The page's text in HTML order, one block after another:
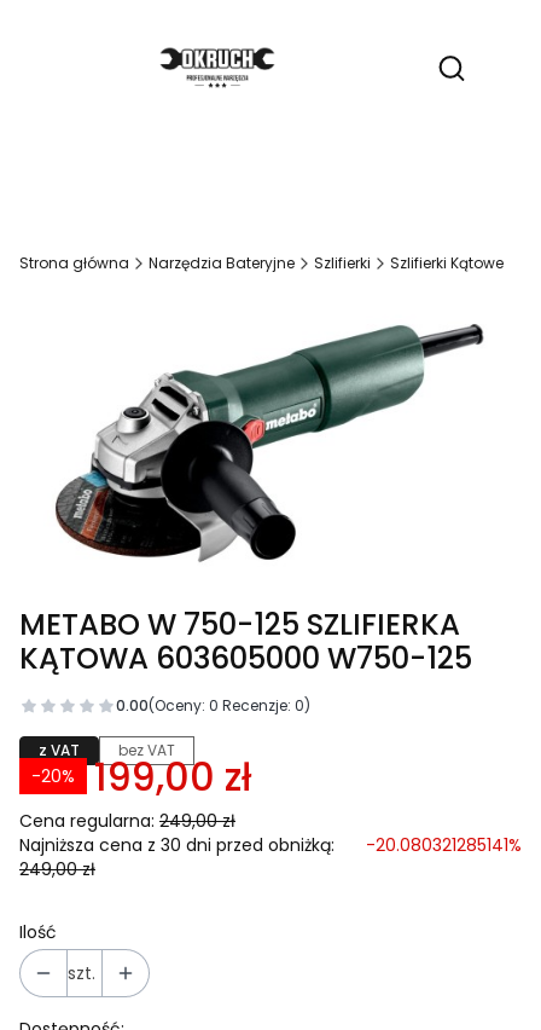
Otwórz
Strona główna Narzędzia Bateryjne Szlifierki Szlifierki Kątowe
METABO W 750-125 SZLIFIERKA
KĄTOWA 603605000 W750-125
0.00(Oceny: 0 Recenzje: 0)
z VAT bez VAT
199,00 zł
Cena regularna: 249,00 zł
-20%
Najniższa cena z 30 dni przed obniżką:
249,00 zł
-20.080321285141%
Ilość
szt.